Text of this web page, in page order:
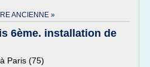
ANCIENNE »
6ème. installation de
Paris (75)